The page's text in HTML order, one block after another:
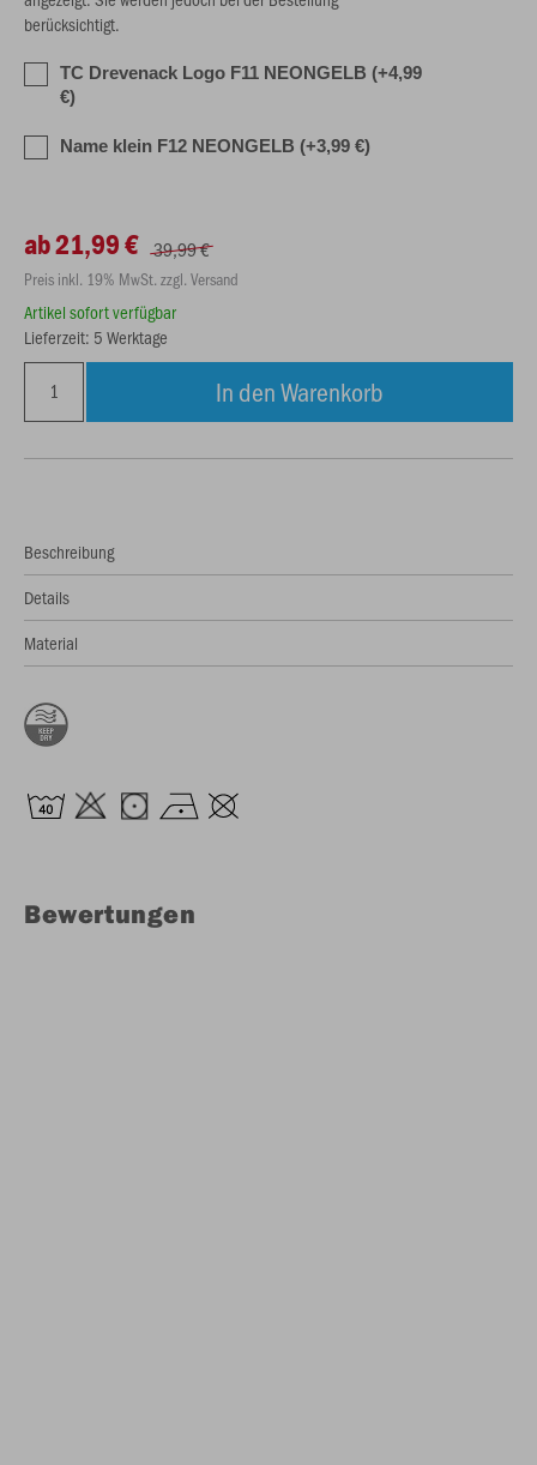
berücksichtigt.
TC Drevenack Logo F11 NEONGELB (+4,99
€)
Name klein F12 NEONGELB (+3,99 €)
ab 21,99 € 39,99 €
Preis inkl. 19% MwSt. zzgl. Versand
Artikel sofort verfügbar
Lieferzeit: 5 Werktage
In den Warenkorb
Beschreibung
Details
Material
Bewertungen